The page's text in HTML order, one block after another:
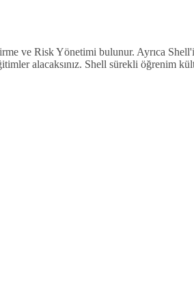
ve Risk Yönetimi bulunur. Ayrıca
alacaksınız. Shell sürekli öğrenim